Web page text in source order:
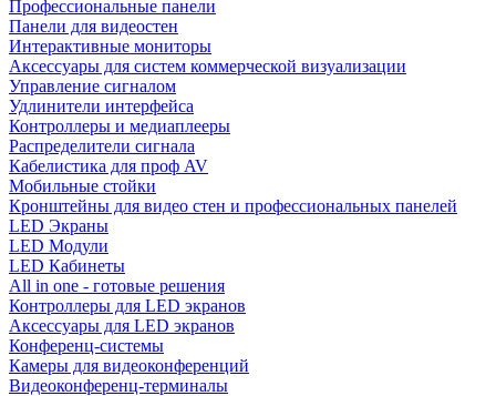
Профессиональные панели
Панели для видеостен
Интерактивные мониторы
Аксессуары для систем коммерческой визуализации
Управление сигналом
Удлинители интерфейса
Контроллеры и медиаплееры
Распределители сигнала
Кабелистика для проф AV
Мобильные стойки
Кронштейны для видео стен и профессиональных панелей
LED Экраны
LED Модули
LED Кабинеты
All in one - готовые решения
Контроллеры для LED экранов
Аксессуары для LED экранов
Конференц-системы
Камеры для видеоконференций
Видеоконференц-терминалы